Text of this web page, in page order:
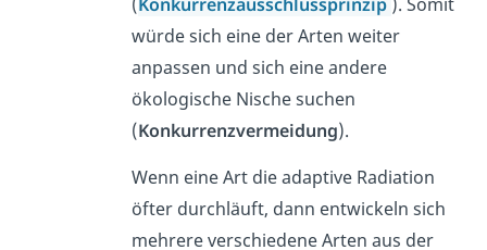
würde sich eine der Arten weiter
anpassen und sich eine andere
ökologische Nische suchen
(Konkurrenzvermeidung).
Wenn eine Art die adaptive Radiation
öfter durchläuft, dann entwickeln sich
mehrere verschiedene Arten aus der